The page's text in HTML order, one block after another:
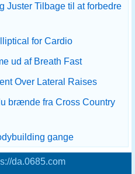
Juster Tilbage til at forbedre
for Cardio
ud af Breath Fast
Over Lateral Raises
brænde fra Cross Country
gange
da.0685.com